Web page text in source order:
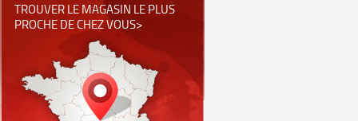
TROUVER LE MAGASIN LE PLUS
PROCHE DE CHEZ VOUS>